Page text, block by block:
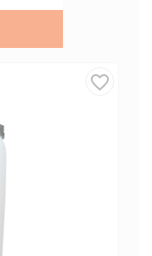
favorite_border